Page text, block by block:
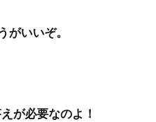
がいいぞ。
が必要なのよ！